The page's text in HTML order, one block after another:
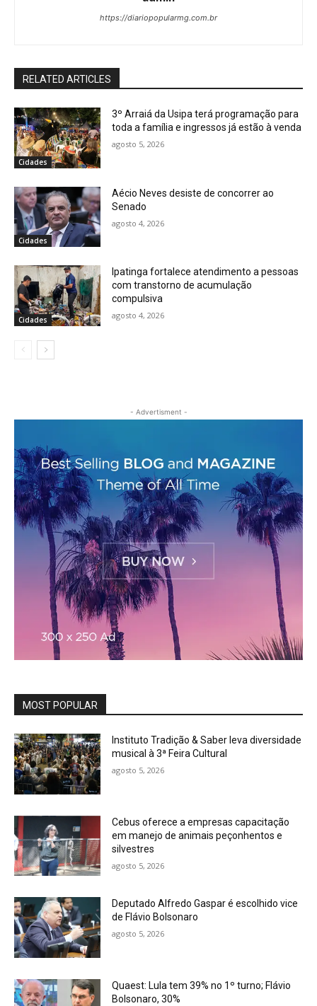
https://diariopopularmg.com.br
RELATED ARTICLES
Cidades
3º Arraiá da Usipa terá programação para
toda a família e ingressos já estão à venda
agosto 5, 2026
Cidades
Aécio Neves desiste de concorrer ao
Senado
agosto 4, 2026
Cidades
Ipatinga fortalece atendimento a pessoas
com transtorno de acumulação
compulsiva
agosto 4, 2026
- Advertisment -
MOST POPULAR
Instituto Tradição & Saber leva diversidade
musical à 3ª Feira Cultural
agosto 5, 2026
Cebus oferece a empresas capacitação
em manejo de animais peçonhentos e
silvestres
agosto 5, 2026
Deputado Alfredo Gaspar é escolhido vice
de Flávio Bolsonaro
agosto 5, 2026
Quaest: Lula tem 39% no 1º turno; Flávio
Bolsonaro, 30%